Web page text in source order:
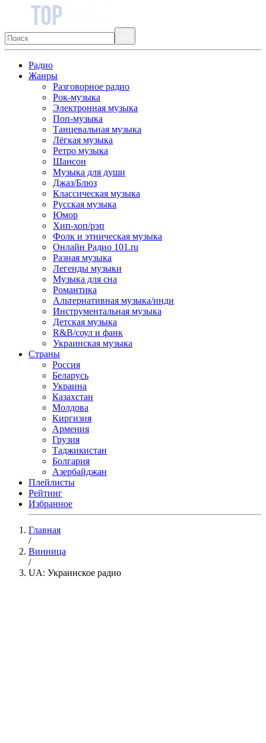
Радио
Жанры
Разговорное радио
Рок-музыка
Электронная музыка
Поп-музыка
Танцевальная музыка
Лёгкая музыка
Ретро музыка
Шансон
Музыка для души
Джаз/Блюз
Классическая музыка
Русская музыка
Юмор
Хип-хоп/рэп
Фолк и этническая музыка
Онлайн Радио 101.ru
Разная музыка
Легенды музыки
Музыка для сна
Романтика
Альтернативная музыка/инди
Инструментальная музыка
Детская музыка
R&B/cоул и фанк
Украинская музыка
Страны
Россия
Беларусь
Украина
Казахстан
Молдова
Киргизия
Армения
Грузия
Таджикистан
Болгария
Азербайджан
Плейлисты
Рейтинг
Избранное
Главная
/
Винница
/
UA: Украинское радио